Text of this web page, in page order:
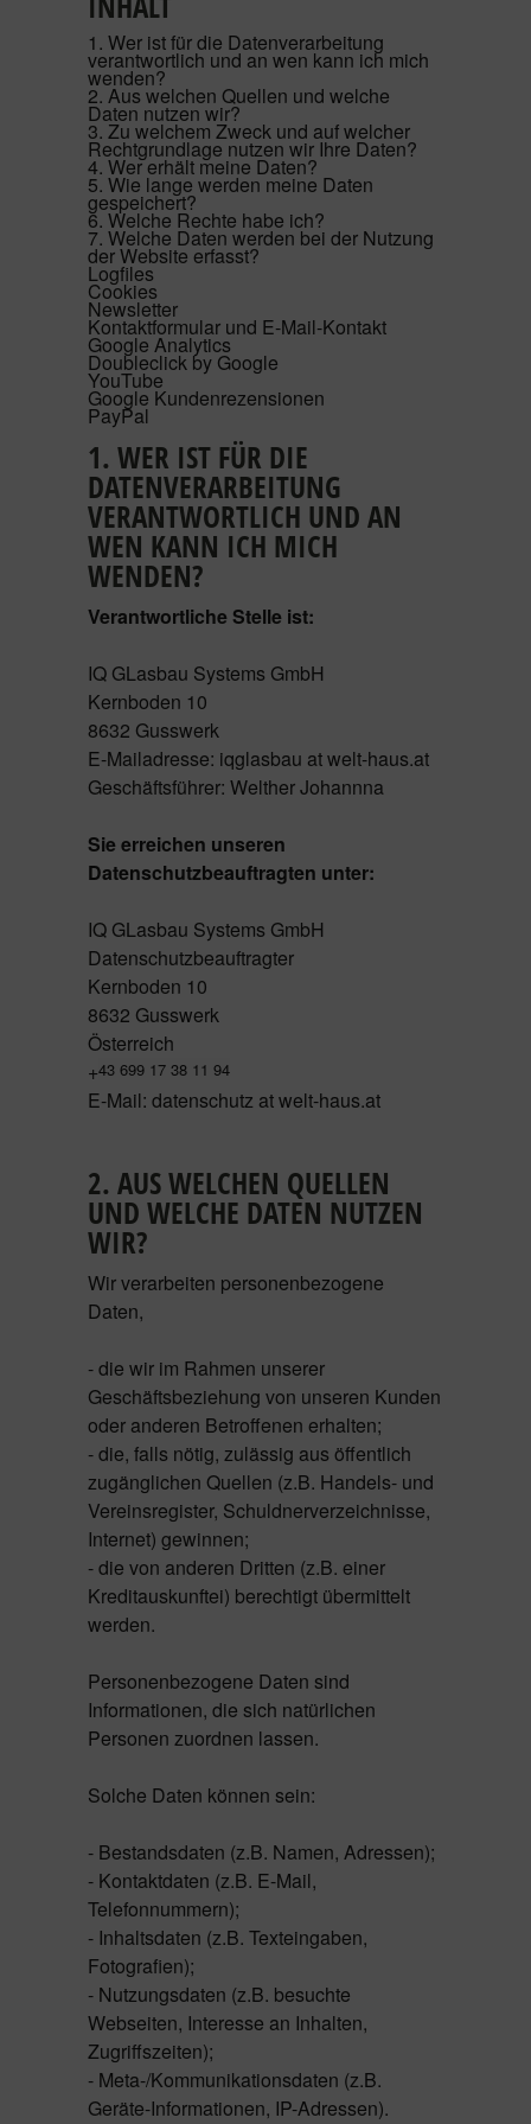
ALU110FB
AUF LAGER
VON KUNDEN VERKAUFT
GEFRÄST
SEITENTEIL
FENSTER
KUNSTSTOFF HAUSTÜR
TERRASSENTÜR
LAGER FENSTER
1. Wer ist für die Datenverarbeitung
verantwortlich und an wen kann ich mich
wenden?
2. Aus welchen Quellen und welche
Daten nutzen wir?
3. Zu welchem Zweck und auf welcher
Rechtgrundlage nutzen wir Ihre Daten?
4. Wer erhält meine Daten?
5. Wie lange werden meine Daten
gespeichert?
6. Welche Rechte habe ich?
7. Welche Daten werden bei der Nutzung
der Website erfasst?
Logfiles
Cookies
Newsletter
Kontaktformular und E-Mail-Kontakt
Google Analytics
Doubleclick by Google
YouTube
Google Kundenrezensionen
PayPal
1. WER IST FÜR DIE
DATENVERARBEITUNG
VERANTWORTLICH UND AN
WEN KANN ICH MICH
WENDEN?
Verantwortliche Stelle ist:
IQ GLasbau Systems GmbH
Kernboden 10
8632 Gusswerk
E-Mailadresse: iqglasbau at welt-haus.at
Geschäftsführer: Welther Johannna
Sie erreichen unseren
Datenschutzbeauftragten unter:
IQ GLasbau Systems GmbH
Datenschutzbeauftragter
Kernboden 10
8632 Gusswerk
Österreich
+43 699 17 38 11 94
E-Mail: datenschutz at welt-haus.at
2. AUS WELCHEN QUELLEN
UND WELCHE DATEN NUTZEN
WIR?
Wir verarbeiten personenbezogene
Daten,
- die wir im Rahmen unserer
Geschäftsbeziehung von unseren Kunden
oder anderen Betroffenen erhalten;
- die, falls nötig, zulässig aus öffentlich
zugänglichen Quellen (z.B. Handels- und
Vereinsregister, Schuldnerverzeichnisse,
Internet) gewinnen;
- die von anderen Dritten (z.B. einer
Kreditauskunftei) berechtigt übermittelt
werden.
Personenbezogene Daten sind
Informationen, die sich natürlichen
Personen zuordnen lassen.
Solche Daten können sein:
- Bestandsdaten (z.B. Namen, Adressen);
- Kontaktdaten (z.B. E-Mail,
Telefonnummern);
- Inhaltsdaten (z.B. Texteingaben,
Fotografien);
- Nutzungsdaten (z.B. besuchte
Webseiten, Interesse an Inhalten,
Zugriffszeiten);
- Meta-/Kommunikationsdaten (z.B.
Geräte-Informationen, IP-Adressen).